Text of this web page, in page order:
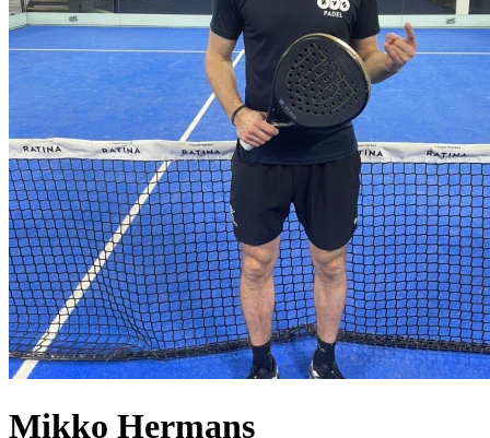
Mikko Hermans